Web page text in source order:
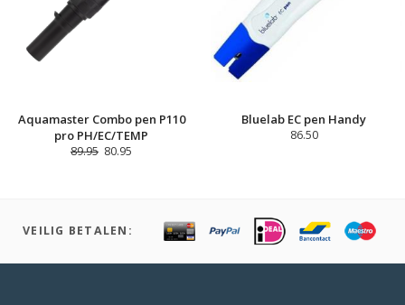
Aquamaster Combo pen P110
pro PH/EC/TEMP
89.95 80.95
Bluelab EC pen Handy
86.50
VEILIG BETALEN: